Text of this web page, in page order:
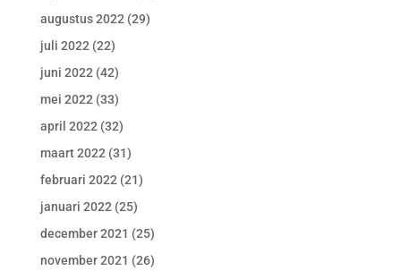
augustus 2022 (29)
juli 2022 (22)
juni 2022 (42)
mei 2022 (33)
april 2022 (32)
maart 2022 (31)
februari 2022 (21)
januari 2022 (25)
december 2021 (25)
november 2021 (26)